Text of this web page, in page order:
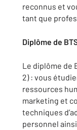
reconnus et
tant que
Diplôme de
Le diplôme de
2) : vous
ressources
marketing et
techniques
personnel